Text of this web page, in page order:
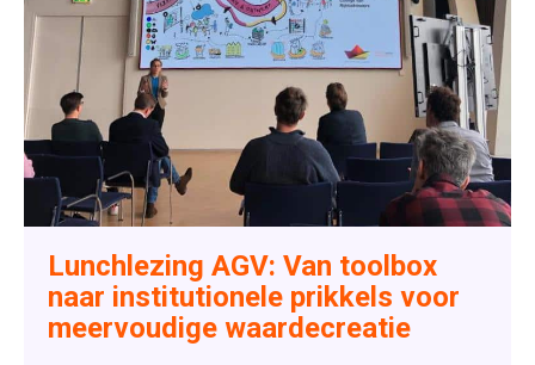
Lunchlezing AGV: Van toolbox
naar institutionele prikkels voor
meervoudige waardecreatie